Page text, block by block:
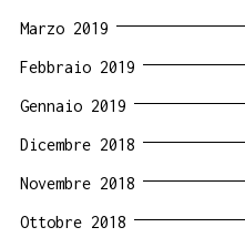
Marzo 2019
Febbraio 2019
Gennaio 2019
Dicembre 2018
Novembre 2018
Ottobre 2018